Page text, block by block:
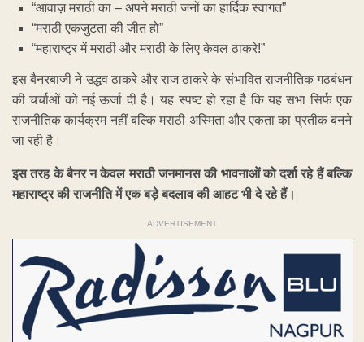
“आवाज़ मराठी का – अपने मराठी जनों का हार्दिक स्वागत”
“मराठी एकजुटता की जीत हो”
“महाराष्ट्र में मराठी और मराठी के लिए केवल ठाकरे!”
इस बैनरबाजी ने उद्धव ठाकरे और राज ठाकरे के संभावित राजनीतिक गठबंधन
की चर्चाओं को नई ऊर्जा दी है। यह स्पष्ट हो रहा है कि यह सभा सिर्फ एक
राजनीतिक कार्यक्रम नहीं बल्कि मराठी अस्मिता और एकता का प्रतीक बनने
जा रही है।
इस तरह के बैनर न केवल मराठी जनमानस की भावनाओं को दर्शा रहे हैं बल्कि
महाराष्ट्र की राजनीति में एक बड़े बदलाव की आहट भी दे रहे हैं।
ADVERTISEMENT